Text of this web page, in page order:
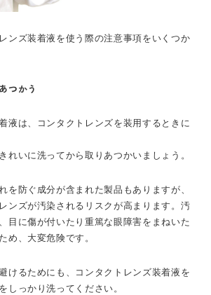
ンズ装着液を使う際の注意事項をいくつか
つかう
液は、コンタクトレンズを装用するときに
れいに洗ってから取りあつかいましょう。
を防ぐ成分が含まれた製品もありますが、
ンズが汚染されるリスクが高まります。汚
目に傷が付いたり重篤な眼障害をまねいた
め、大変危険です。
けるためにも、コンタクトレンズ装着液を
しっかり洗ってください。